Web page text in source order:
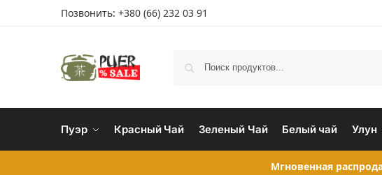
Позвонить: +380 (66) 232 03 91
Пуэр Красный Чай Зеленый Чай Белый чай Улун
Мгновенная